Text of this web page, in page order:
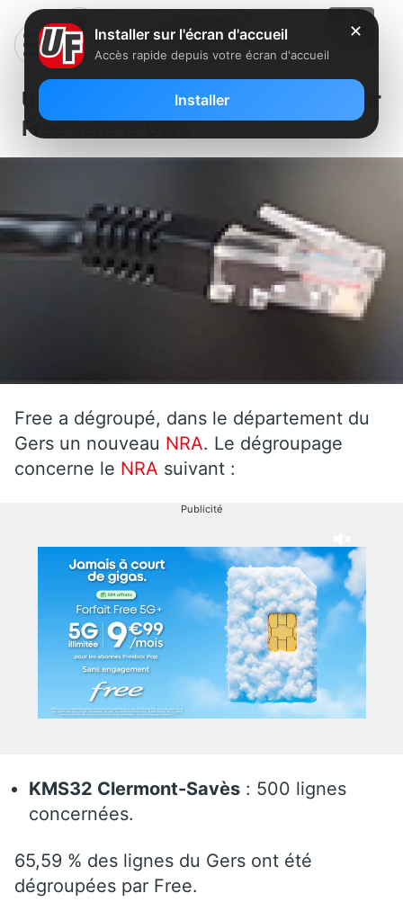
Un nouveau NRA a été dégroupé par
Free dans le Gers
Free a dégroupé, dans le département du
Gers un nouveau NRA. Le dégroupage
concerne le NRA suivant :
Publicité
KMS32 Clermont-Savès : 500 lignes
concernées.
65,59 % des lignes du Gers ont été
dégroupées par Free.
✕
Installer sur l'écran d'accueil
Accès rapide depuis votre écran d'accueil
Installer